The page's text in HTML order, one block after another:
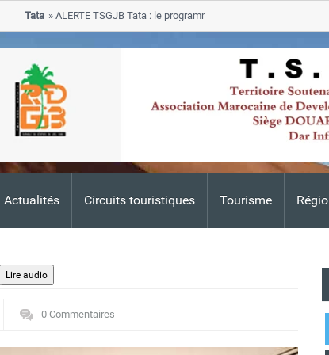
Actualités Circuits touristiques Tourisme
ALERTE TSGJB Tata : le programme de rehabilitation post-
dans les zones sinistrees
0 Commentaires